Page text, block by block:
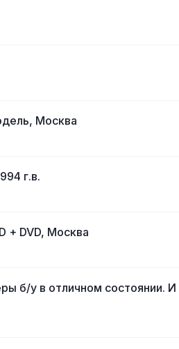
Москва
г.в.
+ DVD, Москва
б/у в отличном состоянии.